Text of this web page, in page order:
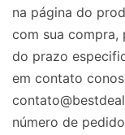
na página do
com sua compra,
do prazo
em contato
número de